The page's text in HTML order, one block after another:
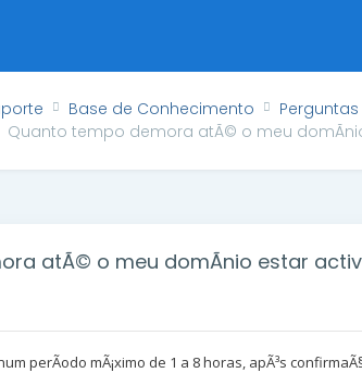
Base de Conhecimento
Quanto tempo demora atÃ© o meu
atÃ© o meu domÃ­nio estar
perÃ­odo mÃ¡ximo de 1 a 8 horas, apÃ³s